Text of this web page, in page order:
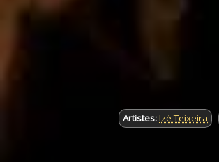
Artistes:Izé Teixeira